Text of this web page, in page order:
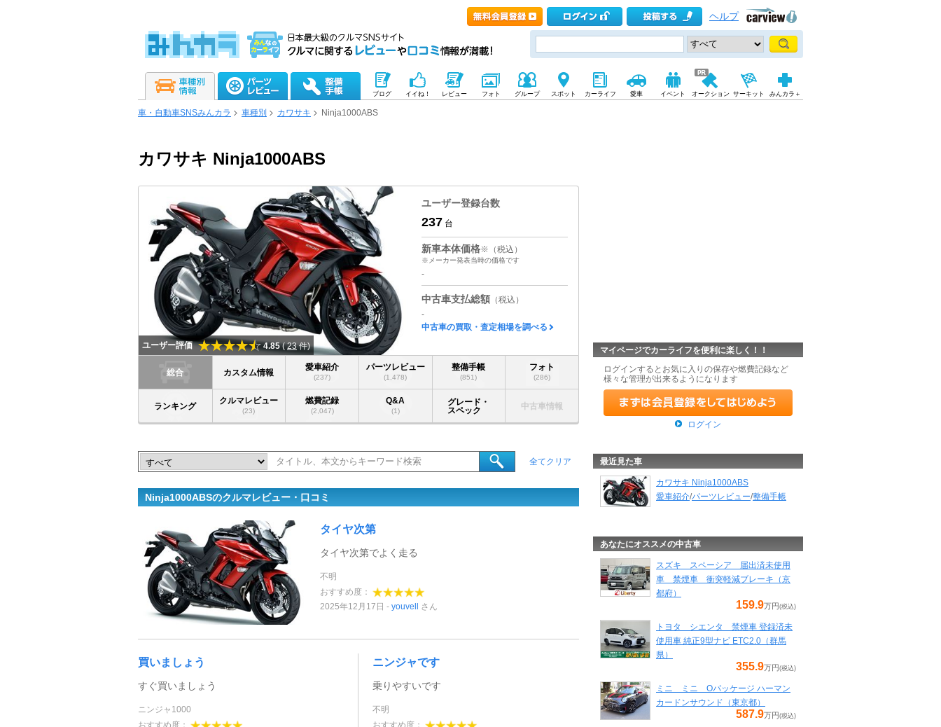
ヘルプ
ブログ イイね！ レビュー フォト グループ スポット カーライフ 愛車 イベント オークション サーキット みんカラ＋
車・自動車SNSみんカラ 車種別 カワサキ Ninja1000ABS
カワサキ Ninja1000ABS
ユーザー評価 4.85 (23件)
ユーザー登録台数
237 台
新車本体価格※（税込）
※メーカー発表当時の価格です
-
中古車支払総額 （税込）
-
中古車の買取・査定相場を調べる
総合 カスタム情報
愛車紹介
(237)
パーツレビュー
(1,478)
整備手帳
(851)
フォト
(286)
ランキング
クルマレビュー
(23)
燃費記録
(2,047)
Q&A
(1)
グレード・
スペック
中古車情報
全てクリア
Ninja1000ABSのクルマレビュー・口コミ
タイヤ次第
タイヤ次第でよく走る
不明
おすすめ度：
2025年12月17日
youvell さん
買いましょう
すぐ買いましょう
ニンジャ1000
おすすめ度：
ニンジャです
乗りやすいです
不明
おすすめ度：
マイページでカーライフを便利に楽しく！！
ログインするとお気に入りの保存や燃費記録など
様々な管理が出来るようになります
ログイン
最近見た車
カワサキ Ninja1000ABS
愛車紹介/パーツレビュー/整備手帳
あなたにオススメの中古車
スズキ スペーシア 届出済未使用
車 禁煙車 衝突軽減ブレーキ（京
都府）
159.9万円 (税込)
トヨタ シエンタ 禁煙車 登録済未
使用車 純正9型ナビ ETC2.0（群馬
県）
355.9万円 (税込)
ミニ ミニ Oパッケージ ハーマン
カードンサウンド（東京都）
587.9万円 (税込)